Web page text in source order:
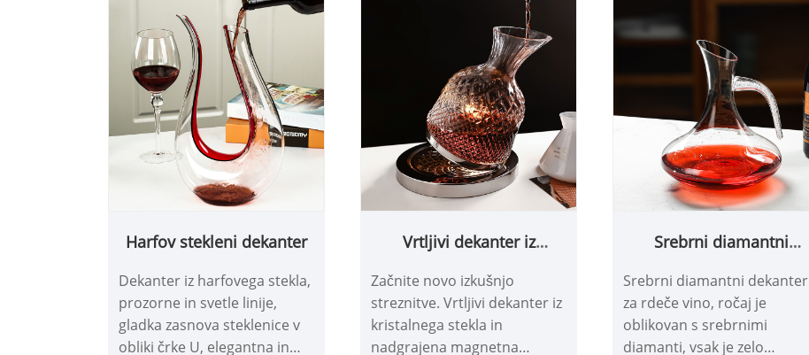
Harfov stekleni dekanter
Dekanter iz harfovega stekla,
prozorne in svetle linije,
gladka zasnova steklenice v
obliki črke U, elegantna in
Vrtljivi dekanter iz
Začnite novo izkušnjo
streznitve. Vrtljivi dekanter iz
kristalnega stekla in
nadgrajena magnetna
Srebrni diamantni
Srebrni diamantni dekanter
za rdeče vino, ročaj je
oblikovan s srebrnimi
diamanti, vsak je zelo